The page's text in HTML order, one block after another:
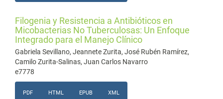
Filogenia y Resistencia a Antibióticos en
Micobacterias No Tuberculosas: Un Enfoque
Integrado para el Manejo Clínico
Gabriela Sevillano, Jeannete Zurita, José Rubén Ramírez,
Camilo Zurita-Salinas, Juan Carlos Navarro
e7778
PDF HTML EPUB XML